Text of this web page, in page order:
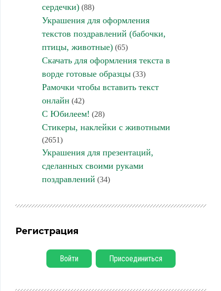
сердечки)(88)
Украшения для оформления
текстов поздравлений (бабочки,
птицы, животные)(65)
Скачать для оформления текста в
ворде готовые образцы(33)
Рамочки чтобы вставить текст
онлайн (42)
С Юбилеем! (28)
Стикеры, наклейки с животными
(2651)
Украшения для презентаций,
сделанных своими руками
поздравлений (34)
Регистрация
Войти Присоединиться